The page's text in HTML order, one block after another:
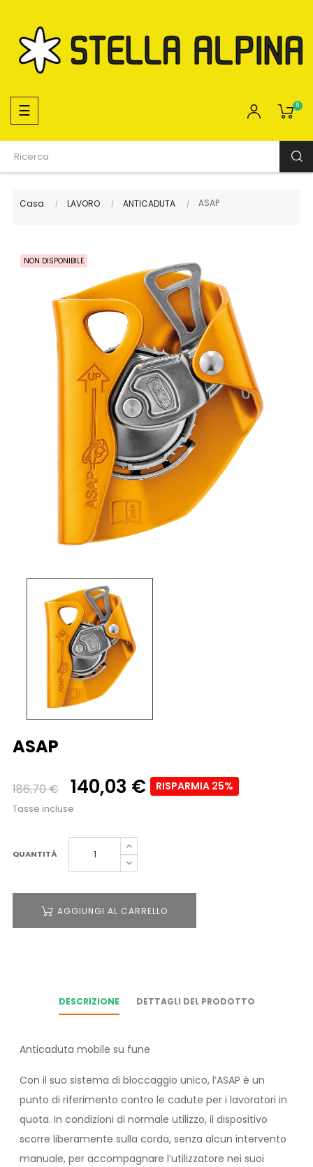
navigazione
Toggle
☰ 0
Casa LAVORO ANTICADUTA ASAP
NON DISPONIBILE
ASAP
186,70 € 140,03 € RISPARMIA 25%
Tasse incluse
QUANTITÀ
AGGIUNGI AL CARRELLO
DESCRIZIONE DETTAGLI DEL PRODOTTO
Anticaduta mobile su fune
Con il suo sistema di bloccaggio unico, l’ASAP è un
punto di riferimento contro le cadute per i lavoratori in
quota. In condizioni di normale utilizzo, il dispositivo
scorre liberamente sulla corda, senza alcun intervento
manuale, per accompagnare l’utilizzatore nei suoi